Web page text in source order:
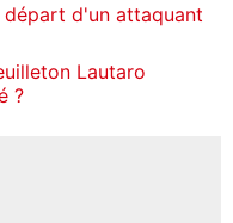
d'un attaquant
Lautaro
?